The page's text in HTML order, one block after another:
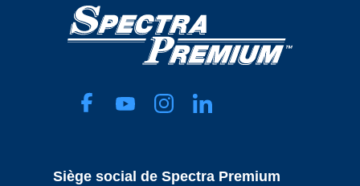
Siège social de Spectra Premium